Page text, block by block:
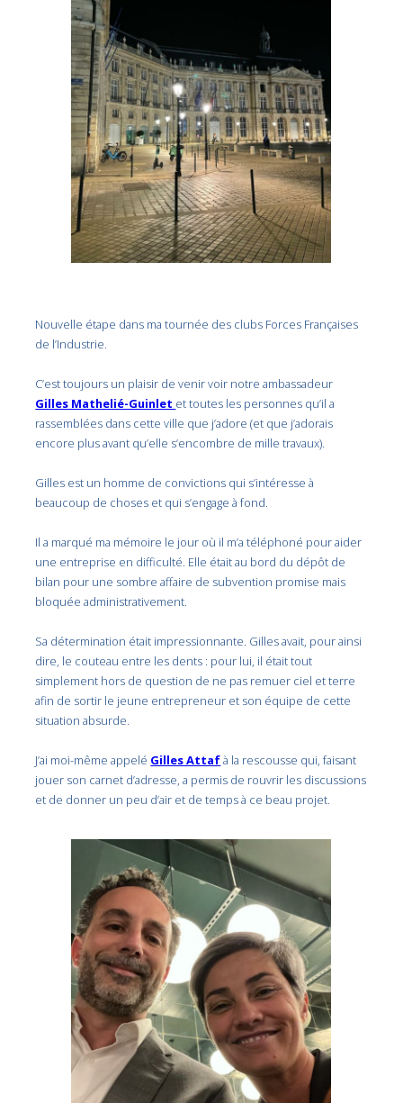
Nouvelle étape dans ma tournée des clubs Forces Françaises
de l’Industrie.
C’est toujours un plaisir de venir voir notre ambassadeur
Gilles Mathelié-Guinlet et toutes les personnes qu’il a
rassemblées dans cette ville que j’adore (et que j’adorais
encore plus avant qu’elle s’encombre de mille travaux).
Gilles est un homme de convictions qui s’intéresse à
beaucoup de choses et qui s’engage à fond.
Il a marqué ma mémoire le jour où il m’a téléphoné pour aider
une entreprise en difficulté. Elle était au bord du dépôt de
bilan pour une sombre affaire de subvention promise mais
bloquée administrativement.
Sa détermination était impressionnante. Gilles avait, pour ainsi
dire, le couteau entre les dents : pour lui, il était tout
simplement hors de question de ne pas remuer ciel et terre
afin de sortir le jeune entrepreneur et son équipe de cette
situation absurde.
J’ai moi-même appelé Gilles Attafà la rescousse qui, faisant
jouer son carnet d’adresse, a permis de rouvrir les discussions
et de donner un peu d’air et de temps à ce beau projet.